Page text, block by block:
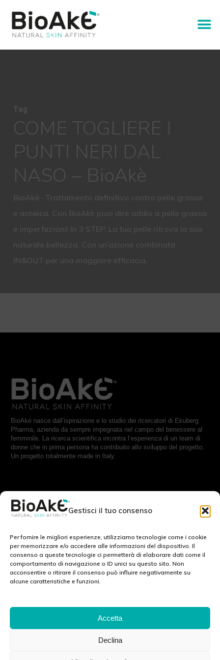
Gestisci il tuo consenso
Per fornire le migliori esperienze, utilizziamo tecnologie come i cookie
per memorizzare e/o accedere alle informazioni del dispositivo. Il
consenso a queste tecnologie ci permetterà di elaborare dati come il
comportamento di navigazione o ID unici su questo sito. Non
acconsentire o ritirare il consenso può influire negativamente su
alcune caratteristiche e funzioni.
Accetta
Declina
Tag
COME TOGLIERE I
PUNTI NERI DAL
NASO – BioAkè
BioAkè · Trattamento definitivo contro pelle grassa
e acneica. Con BioAkè puoi dire addio a pelle grassa
e imperfezioni! In 3 STEP. La tua pelle ritrova la sua
naturale bellezza. Con un’azione combinata
IN&OUT per una maggiore efficacia.
BioAké nasce dall’ispirazione e lo studio dei ricercatori di Ekuberg
Pharma, azienda da sempre impegnata nel campo del benessere al
femminile. La ricerca scientifica incontra l’esperienza di un team di
donne che in prima persona ha contribuito allo sviluppo del progetto.
Un progetto totalmente made in Italy.
RESTA IN CONTATTO CON NOI:
Cookie Policy (EU)
Privacy Policy